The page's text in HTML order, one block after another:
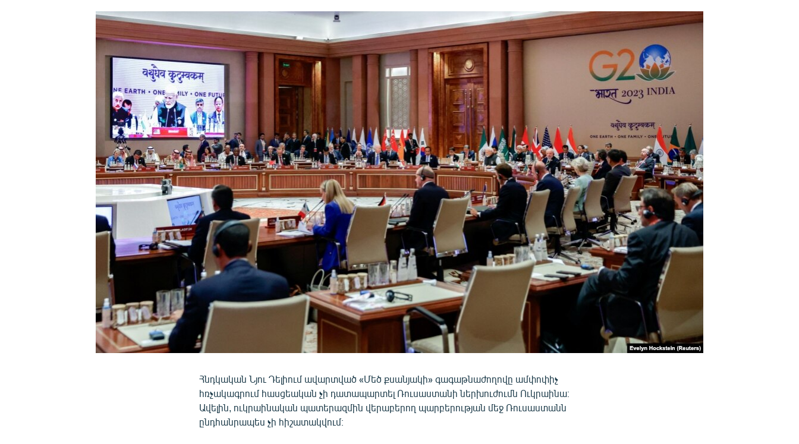
ՁԳՏԵԼՈՎ ԼԱՎԱԳՈՒՅՆԻՆ
Հնդկական Նյու Դելիում ավարտված «Մեծ քսանյակի» գագաթնաժողովը ամփոփիչ
հռչակագրում հասցեական չի դատապարտել Ռուսաստանի ներխուժումն Ուկրաինա։
Ավելին, ուկրաինական պատերազմին վերաբերող պարբերության մեջ Ռուսաստանն
ընդհանրապես չի հիշատակվում։